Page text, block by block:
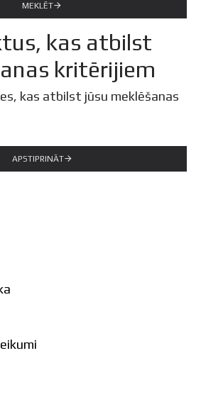
MEKLĒT
kas atbilst
kritērijiem
kas atbilst jūsu meklēšanas
APSTIPRINĀT